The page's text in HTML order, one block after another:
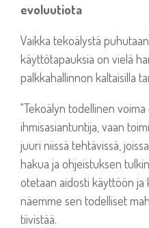
evoluutiota
Vaikka tekoälystä
käyttötapauksia on vielä
palkkahallinnon kaltaisilla
"Tekoälyn todellinen
ihmisasiantuntija, vaan
juuri niissä tehtävissä,
hakua ja ohjeistuksen
otetaan aidosti käyttöön ja
näemme sen todelliset
tiivistää.